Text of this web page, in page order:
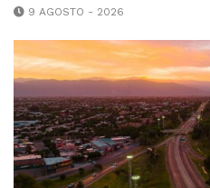
9 AGOSTO - 2026